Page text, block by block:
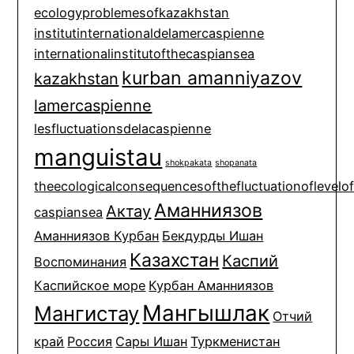
ecologyproblemesofkazakhstan
institutinternationaldelamercaspienne
internationalinstitutofthecaspiansea
kazakhstan kurban amanniyazov
lamercaspienne
lesfluctuationsdelacaspienne
manguistau shokpakata shopanata
caspiansea АктауАманниязов
Аманниязов Курбан Бекдурды Ишан
Воспоминания Казахстан Каспий
Каспийское море Курбан Аманниязов
МангистауМангышлак Отчий
край Россия Сары Ишан Туркменистан